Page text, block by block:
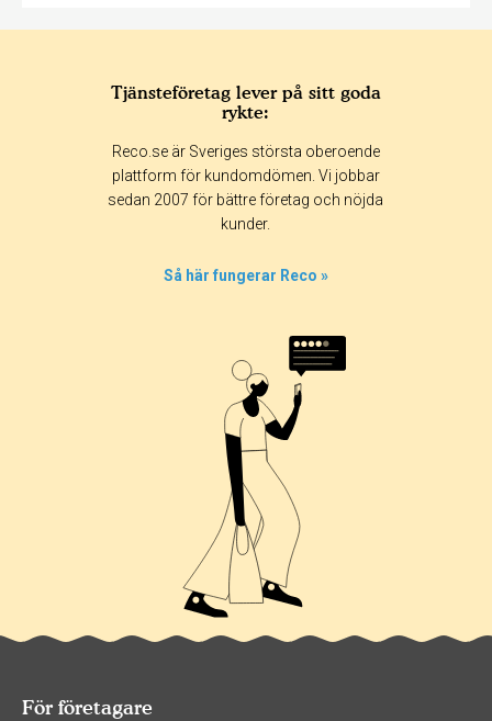
Tjänsteföretag lever på sitt goda
rykte:
Reco.se är Sveriges största oberoende
plattform för kundomdömen. Vi jobbar
sedan 2007 för bättre företag och nöjda
kunder.
Så här fungerar Reco »
För företagare